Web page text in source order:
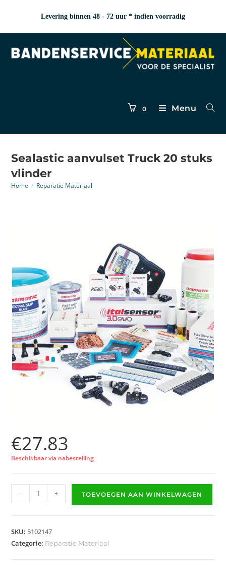
Levering binnen 48 - 72 uur * indien voorradig
0 Menu
Sealastic aanvulset Truck 20 stuks
vlinder
Home / Reparatie Materiaal
€27.83
Beschikbaar via nabestelling
- + TOEVOEGEN AAN WINKELWAGEN
SKU: 5102147
Categorie: Reparatie Materiaal